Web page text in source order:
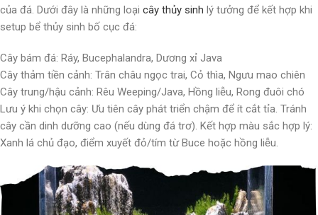
của đá. Dưới đây là những loại cây thủy sinh lý tưởng để kết hợp khi
setup bể thủy sinh bố cục đá:
Cây bám đá: Ráy, Bucephalandra, Dương xỉ Java
Cây thảm tiền cảnh: Trân châu ngọc trai, Cỏ thìa, Ngưu mao chiên
Cây trung/hậu cảnh: Rêu Weeping/Java, Hồng liễu, Rong đuôi chó
Lưu ý khi chọn cây: Ưu tiên cây phát triển chậm để ít cắt tỉa. Tránh
cây cần dinh dưỡng cao (nếu dùng đá trơ). Kết hợp màu sắc hợp lý:
Xanh lá chủ đạo, điểm xuyết đỏ/tím từ Buce hoặc hồng liễu.